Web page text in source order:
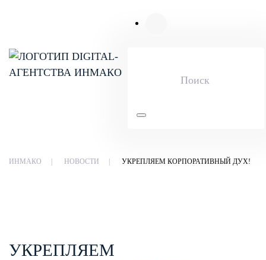
ИНМАКО НОВОСТИ УКРЕПЛЯЕМ КОРПОРАТИВНЫЙ ДУХ!
УКРЕПЛЯЕМ